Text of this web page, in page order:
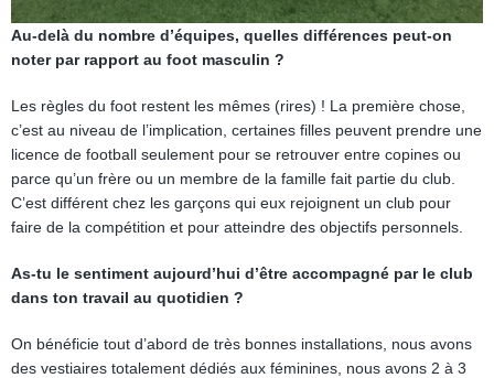
Au-delà du nombre d’équipes, quelles différences peut-on
noter par rapport au foot masculin ?
Les règles du foot restent les mêmes (rires) ! La première chose,
c’est au niveau de l’implication, certaines filles peuvent prendre une
licence de football seulement pour se retrouver entre copines ou
parce qu’un frère ou un membre de la famille fait partie du club.
C’est différent chez les garçons qui eux rejoignent un club pour
faire de la compétition et pour atteindre des objectifs personnels.
As-tu le sentiment aujourd’hui d’être accompagné par le club
dans ton travail au quotidien ?
On bénéficie tout d’abord de très bonnes installations, nous avons
des vestiaires totalement dédiés aux féminines, nous avons 2 à 3